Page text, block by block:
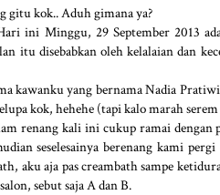
gitu kok.. Aduh gimana ya?
ini Minggu, 29 September 2013
itu disebabkan oleh kelalaian dan
kawanku yang bernama Nadia
kok, hehehe (tapi kalo marah
renang kali ini cukup ramai dengan
seselesainya berenang kami
aku aja pas creambath sampe
sebut saja A dan B.